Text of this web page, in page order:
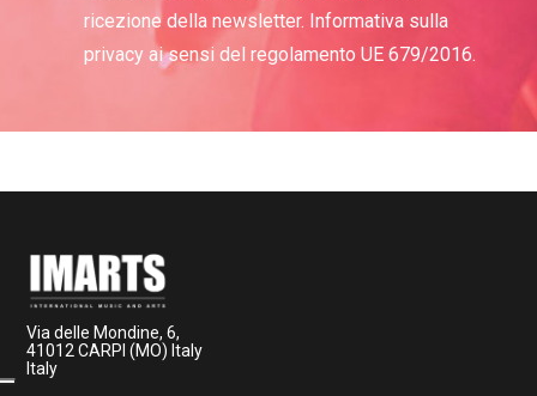
ricezione della newsletter. Informativa sulla
privacy ai sensi del regolamento UE 679/2016.
Via delle Mondine, 6,
41012 CARPI (MO) Italy
Italy